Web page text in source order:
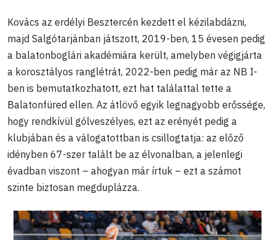
Kovács az erdélyi Besztercén kezdett el kézilabdázni,
majd Salgótarjánban játszott, 2019-ben, 15 évesen pedig
a balatonboglári akadémiára került, amelyben végigjárta
a korosztályos ranglétrát, 2022-ben pedig már az NB I-
ben is bemutatkozhatott, ezt hat találattal tette a
Balatonfüred ellen. Az átlövő egyik legnagyobb erőssége,
hogy rendkívül gólveszélyes, ezt az erényét pedig a
klubjában és a válogatottban is csillogtatja: az előző
idényben 67-szer talált be az élvonalban, a jelenlegi
évadban viszont – ahogyan már írtuk – ezt a számot
szinte biztosan megduplázza.